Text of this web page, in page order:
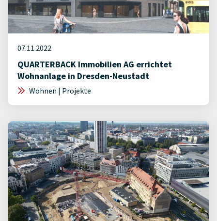
07.11.2022
QUARTERBACK Immobilien AG errichtet
Wohnanlage in Dresden-Neustadt
Wohnen | Projekte